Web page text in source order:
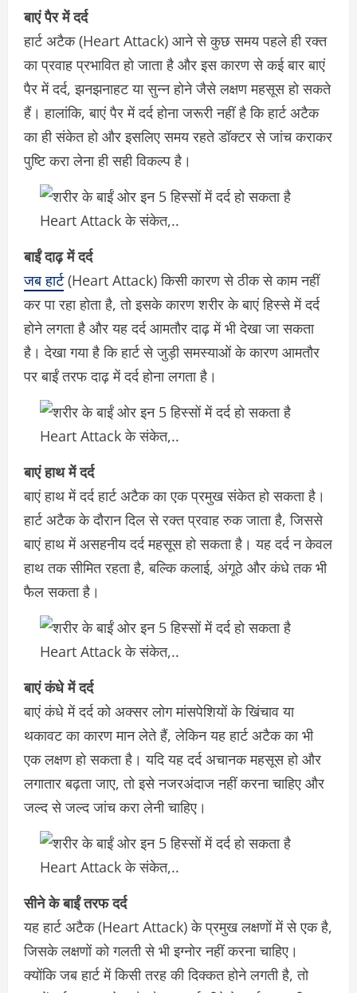
बाएं पैर में दर्द
हार्ट अटैक (Heart Attack) आने से कुछ समय पहले ही रक्त
का प्रवाह प्रभावित हो जाता है और इस कारण से कई बार बाएं
पैर में दर्द, झनझनाहट या सुन्न होने जैसे लक्षण महसूस हो सकते
हैं। हालांकि, बाएं पैर में दर्द होना जरूरी नहीं है कि हार्ट अटैक
का ही संकेत हो और इसलिए समय रहते डॉक्टर से जांच कराकर
पुष्टि करा लेना ही सही विकल्प है।
बाईं दाढ़ में दर्द
जब हार्ट(Heart Attack) किसी कारण से ठीक से काम नहीं
कर पा रहा होता है, तो इसके कारण शरीर के बाएं हिस्से में दर्द
होने लगता है और यह दर्द आमतौर दाढ़ में भी देखा जा सकता
है। देखा गया है कि हार्ट से जुड़ी समस्याओं के कारण आमतौर
पर बाईं तरफ दाढ़ में दर्द होना लगता है।
बाएं हाथ में दर्द
बाएं हाथ में दर्द हार्ट अटैक का एक प्रमुख संकेत हो सकता है।
हार्ट अटैक के दौरान दिल से रक्त प्रवाह रुक जाता है, जिससे
बाएं हाथ में असहनीय दर्द महसूस हो सकता है। यह दर्द न केवल
हाथ तक सीमित रहता है, बल्कि कलाई, अंगूठे और कंधे तक भी
फैल सकता है।
बाएं कंधे में दर्द
बाएं कंधे में दर्द को अक्सर लोग मांसपेशियों के खिंचाव या
थकावट का कारण मान लेते हैं, लेकिन यह हार्ट अटैक का भी
एक लक्षण हो सकता है। यदि यह दर्द अचानक महसूस हो और
लगातार बढ़ता जाए, तो इसे नजरअंदाज नहीं करना चाहिए और
जल्द से जल्द जांच करा लेनी चाहिए।
सीने के बाईं तरफ दर्द
यह हार्ट अटैक (Heart Attack) के प्रमुख लक्षणों में से एक है,
जिसके लक्षणों को गलती से भी इग्नोर नहीं करना चाहिए।
क्योंकि जब हार्ट में किसी तरह की दिक्कत होने लगती है, तो